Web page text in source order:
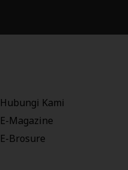
Hubungi Kami
E-Magazine
E-Brosure